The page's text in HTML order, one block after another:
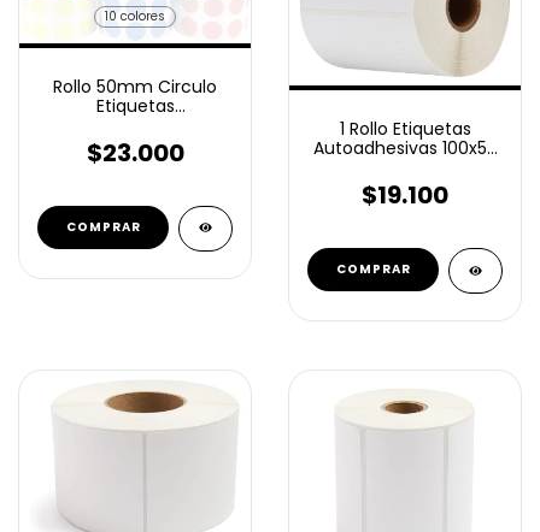
10 colores
Rollo 50mm Circulo
Etiquetas
1000 Unidades
$23.000
COMPRAR
1 Rollo Etiquetas
Autoadhesivas 100x50
Unidades
$19.100